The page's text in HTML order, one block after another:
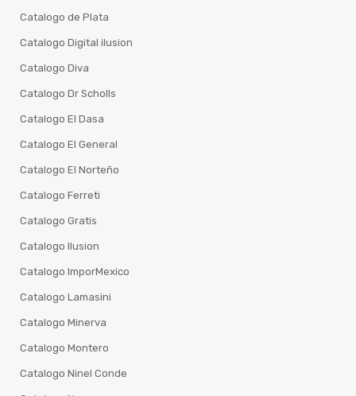
Catalogo de Plata
Catalogo Digital ilusion
Catalogo Diva
Catalogo Dr Scholls
Catalogo El Dasa
Catalogo El General
Catalogo El Norteño
Catalogo Ferreti
Catalogo Gratis
Catalogo Ilusion
Catalogo ImporMexico
Catalogo Lamasini
Catalogo Minerva
Catalogo Montero
Catalogo Ninel Conde